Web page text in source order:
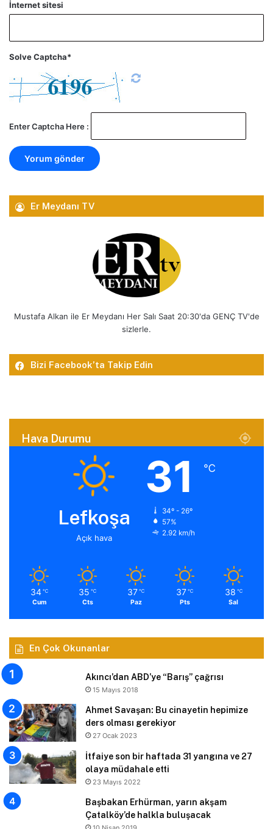
İnternet sitesi
Solve Captcha*
Enter Captcha Here :
Er Meydanı TV
Mustafa Alkan ile Er Meydanı Her Salı Saat 20:30'da GENÇ TV'de
sizlerle.
Bizi Facebook’ta Takip Edin
Hava Durumu
Lefkoşa
Açık hava
31 ℃
34º - 26º
57%
2.92 km/h
34 ℃
Cum
35 ℃
Cts
37 ℃
Paz
37 ℃
Pts
38 ℃
Sal
En Çok Okunanlar
Akıncı’dan ABD’ye “Barış” çağrısı
15 Mayıs 2018
Ahmet Savaşan: Bu cinayetin hepimize
ders olması gerekiyor
27 Ocak 2023
İtfaiye son bir haftada 31 yangına ve 27
olaya müdahale etti
23 Mayıs 2022
Başbakan Erhürman, yarın akşam
Çatalköy’de halkla buluşacak